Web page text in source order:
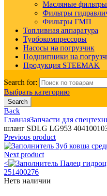
Масляные фильтры
Фильтры
Фильтры ГМП
Топливная аппаратура
Турбокомпрессоры
Насосы на погрузчик
Подшипники на
Продукция STEEMAK
Search for:
Выбрать категорию
Search
Back
ГлавнаяЗапчасти для
шланг SDLG LG953
Previous product
Зуб ковша
Next product
<
Палец
251400276
Нетв наличии